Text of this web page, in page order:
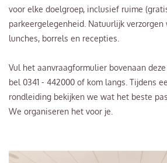
voor elke doelgroep, inclusief ruime
parkeergelegenheid. Natuurlijk verzorgen
lunches, borrels en recepties.
Vul het aanvraagformulier bovenaan
bel 0341 - 442000 of kom langs. Tijdens
rondleiding bekijken we wat het beste
We organiseren het voor je.